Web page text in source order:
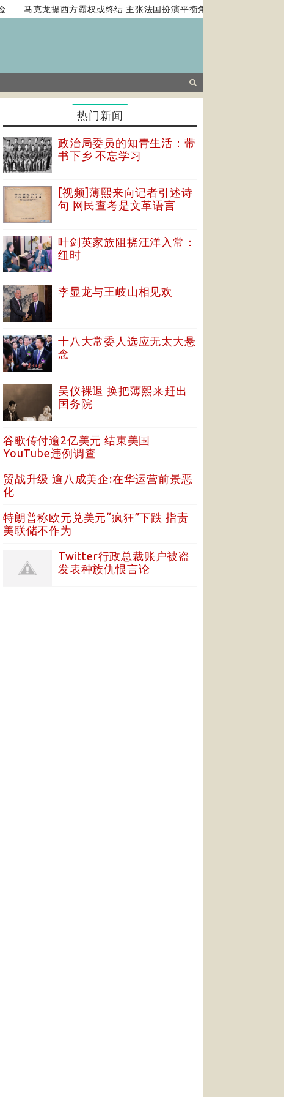
马克龙提西方霸权或终结 主张法国扮演平衡角色
热门新闻
政治局委员的知青生活：带
书下乡 不忘学习
[视频]薄熙来向记者引述诗
句 网民查考是文革语言
叶剑英家族阻挠汪洋入常：
纽时
李显龙与王岐山相见欢
十八大常委人选应无太大悬
念
吴仪裸退 换把薄熙来赶出
国务院
谷歌传付逾2亿美元 结束美国
YouTube违例调查
贸战升级 逾八成美企:在华运营前景恶
化
特朗普称欧元兑美元“疯狂”下跌 指责
美联储不作为
Twitter行政总裁账户被盗
发表种族仇恨言论